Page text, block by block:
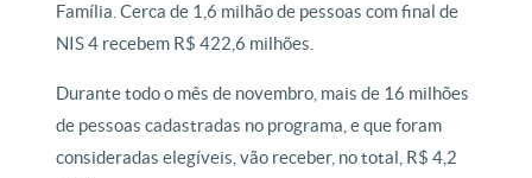
Família. Cerca de 1,6 milhão de pessoas com final de
NIS 4 recebem R$ 422,6 milhões.
Durante todo o mês de novembro, mais de 16 milhões
de pessoas cadastradas no programa, e que foram
consideradas elegíveis, vão receber, no total, R$ 4,2